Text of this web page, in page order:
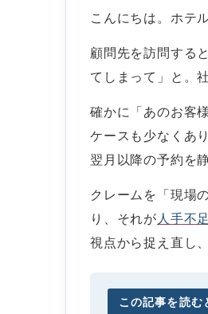
こんにちは。ホテ
顧問先を訪問する
てしまって」と。
確かに「あのお客
ケースも少なくあ
翌月以降の予約を
クレームを「現場
り、それが 人手不
視点から捉え直し
この記事を読む